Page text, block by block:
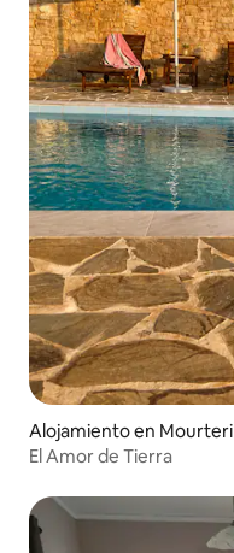
Alojamiento en Mourteri
El Amor de Tierra